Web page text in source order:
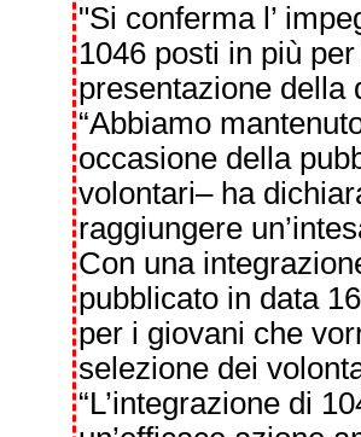
"Si conferma l’
1046 posti in più
presentazione della
“Abbiamo
occasione della
volontari– ha
raggiungere
Con una
pubblicato in data
per i giovani che
selezione dei
“L’integrazione di